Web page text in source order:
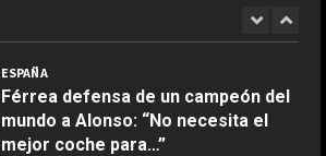
ESPAÑA
Férrea defensa de un campeón del
mundo a Alonso: “No necesita el
mejor coche para…”
Ensalada de espinacas deliciosa